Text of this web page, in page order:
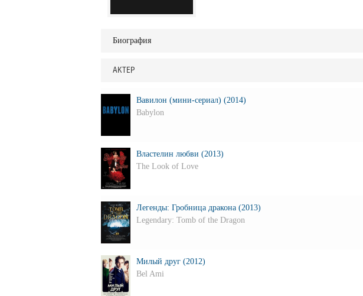
Биография
АКТЕР
Вавилон (мини-сериал) (2014)
Babylon
Властелин любви (2013)
The Look of Love
Легенды: Гробница дракона (2013)
Legendary: Tomb of the Dragon
Милый друг (2012)
Bel Ami